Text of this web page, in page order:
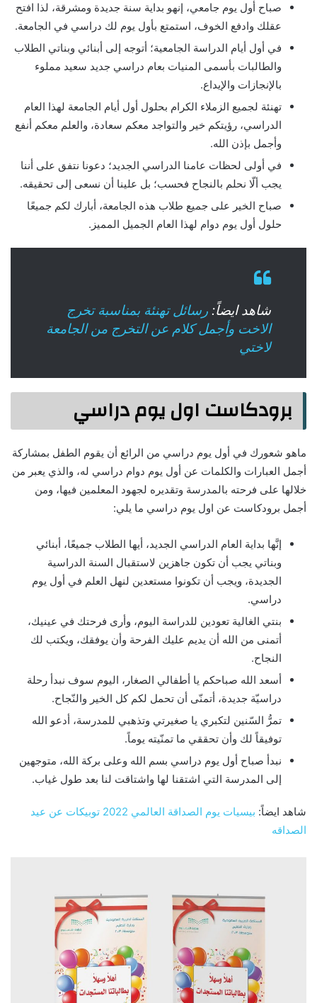
صباح أول يوم جامعي، إنهو بداية سنة جديدة ومشرقة، لذا افتح
عقلك وادفع الخوف، استمتع بأول يوم لك دراسي في الجامعة.
في أول أيام الدراسة الجامعية؛ أتوجه إلى أبنائي وبناتي الطلاب
والطالبات بأسمى المنيات بعام دراسي جديد سعيد مملوء
بالإنجازات والإيداع.
تهنئة لجميع الزملاء الكرام بحلول أول أيام الجامعة لهذا العام
الدراسي، رؤيتكم خير والتواجد معكم سعادة، والعلم معكم أنفع
وأجمل بإذن الله.
في أولى لحظات عامنا الدراسي الجديد؛ دعونا نتفق على أننا
يجب ألّا نحلم بالنجاح فحسب؛ بل علينا أن نسعى إلى تحقيقه.
صباح الخير على جميع طلاب هذه الجامعة، أبارك لكم جميعًا
حلول أول يوم دوام لهذا العام الجميل المميز.
شاهد ايضاً: رسائل تهنئة بمناسبة تخرج
الاخت وأجمل كلام عن التخرج من الجامعة
لاختي
برودكاست اول يوم دراسي
ماهو شعورك في أول يوم دراسي من الرائع أن يقوم الطفل بمشاركة
أجمل العبارات والكلمات عن أول يوم دوام دراسي له، والذي يعبر من
خلالها على فرحته بالمدرسة وتقديره لجهود المعلمين فيها، ومن
أجمل برودكاست عن اول يوم دراسي ما يلي:
إنَّها بداية العام الدراسي الجديد، أيها الطلاب جميعًا، أبنائي
وبناتي يجب أن تكون جاهزين لاستقبال السنة الدراسية
الجديدة، ويجب أن تكونوا مستعدين لنهل العلم في أول يوم
دراسي.
بنتي الغالية تعودين للدراسة اليوم، وأرى فرحتك في عينيك،
أتمنى من الله أن يديم عليك الفرحة وأن يوفقك، ويكتب لك
النجاح.
أسعد الله صباحكم يا أطفالي الصغار، اليوم سوف نبدأ رحلة
دراسيّة جديدة، أتمنّى أن تحمل لكم كل الخير والنّجاح.
تمرُّ السّنين لتكبري يا صغيرتي وتذهبي للمدرسة، أدعو الله
توفيقاً لك وأن تحققي ما تمنّيته يوماً.
نبدأ صباح أول يوم دراسي بسم الله وعلى بركة الله، متوجهين
إلى المدرسة التي اشتقنا لها واشتاقت لنا بعد طول غياب.
شاهد ايضاً:
بيسيات يوم الصداقة العالمي 2022 توبيكات عن عيد
الصداقه